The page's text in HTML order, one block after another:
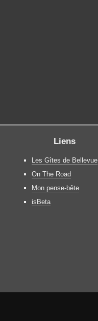
Liens
Les Gîtes de Bellevue
On The Road
Mon pense-bête
isBeta